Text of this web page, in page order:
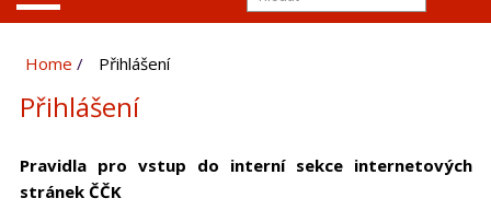
Home Přihlášení
Přihlášení
Pravidla pro vstup do interní sekce internetových
stránek ČČK